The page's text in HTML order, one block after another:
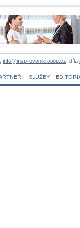
info@inspirovanikrasou.cz, díla
SLUŽBY